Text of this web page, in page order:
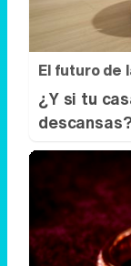
El futuro de
¿Y si tu